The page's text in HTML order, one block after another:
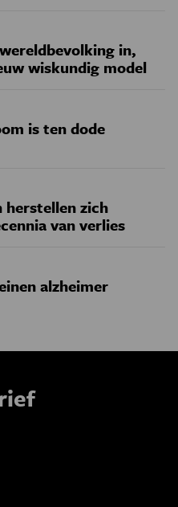
in,
wiskundig model
is ten dode
herstellen zich
van verlies
alzheimer